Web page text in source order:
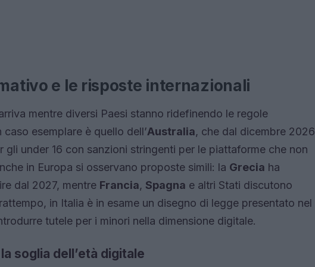
e le risposte internazionali
mentre diversi Paesi stanno ridefinendo le regole
esemplare è quello dell’Australia, che dal dicembre 2026
under 16 con sanzioni stringenti per le piattaforme che non
in Europa si osservano proposte simili: la Grecia ha
dal 2027, mentre Francia, Spagna e altri Stati discutono
in Italia è in esame un disegno di legge presentato nel
tutele per i minori nella dimensione digitale.
la soglia dell’età digitale